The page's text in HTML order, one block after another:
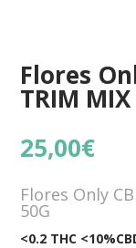
Flores
TRIM MIX
25,00€
Flores Only
50G
<0.2 THC